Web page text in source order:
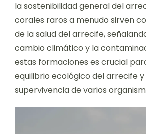
la sostenibilidad general del
corales raros a menudo sirven
de la salud del arrecife,
cambio climático y la
estas formaciones es crucial
equilibrio ecológico del arrecife
supervivencia de varios